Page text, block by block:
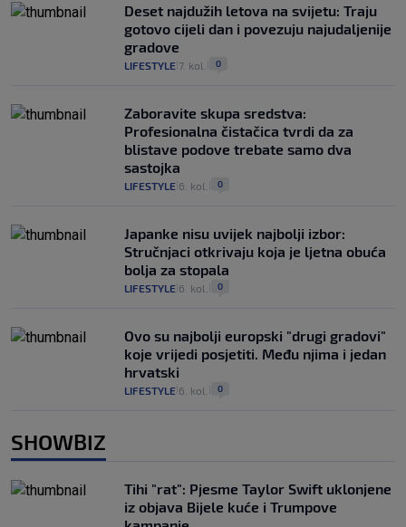
Deset najdužih letova na svijetu: Traju
gotovo cijeli dan i povezuju najudaljenije
gradove
LIFESTYLE 7. kol. 0
Zaboravite skupa sredstva:
Profesionalna čistačica tvrdi da za
blistave podove trebate samo dva
sastojka
LIFESTYLE 6. kol. 0
Japanke nisu uvijek najbolji izbor:
Stručnjaci otkrivaju koja je ljetna obuća
bolja za stopala
LIFESTYLE 6. kol. 0
Ovo su najbolji europski "drugi gradovi"
koje vrijedi posjetiti. Među njima i jedan
hrvatski
LIFESTYLE 6. kol. 0
SHOWBIZ
Tihi "rat": Pjesme Taylor Swift uklonjene
iz objava Bijele kuće i Trumpove